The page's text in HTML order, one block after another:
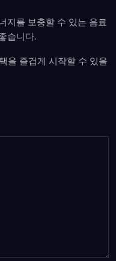
지를 보충할 수 있는 음료
습니다.
을 즐겁게 시작할 수 있을